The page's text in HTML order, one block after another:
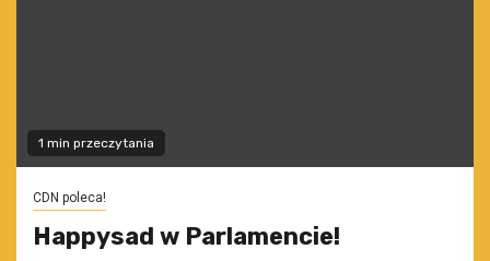
1 min przeczytania
CDN poleca!
Happysad w Parlamencie!